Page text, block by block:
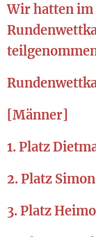
Wir hatten im
[Männer]
1. Platz
2. Platz
3. Platz